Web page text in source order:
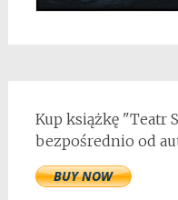
Kup książkę "Teatr
bezpośrednio od